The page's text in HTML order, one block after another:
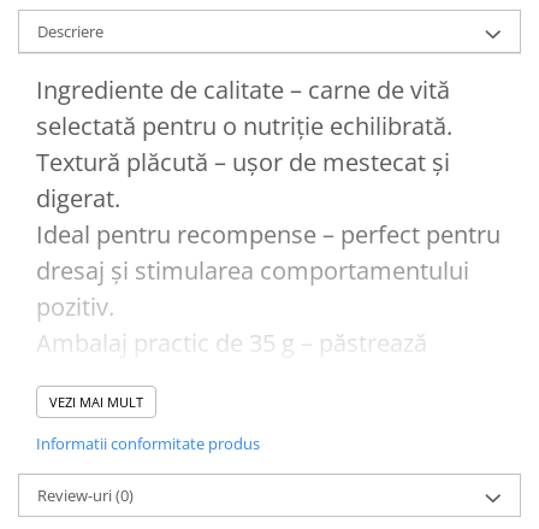
Descriere
Ingrediente de calitate – carne de vită
selectată pentru o nutriție echilibrată.
Textură plăcută – ușor de mestecat și
digerat.
Ideal pentru recompense – perfect pentru
dresaj și stimularea comportamentului
pozitiv.
Ambalaj practic de 35 g – păstrează
prospețimea și este ușor de transportat.
Porție potrivită – gustare sănătoasă fără a
supraîncărca rația zilnică.
VEZI MAI MULT
Informatii conformitate produs
Review-uri(0)